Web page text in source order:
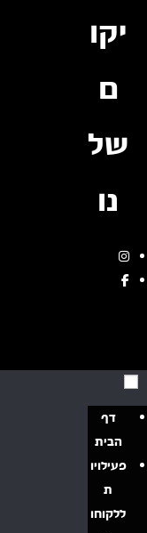
יקו
ם
של
נו
דף
הבית
פעילויו
ת
ללקוחו